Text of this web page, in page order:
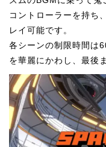
コントローラーを持ち
レイ可能です。
各シーンの制限時間は
を華麗にかわし、最後